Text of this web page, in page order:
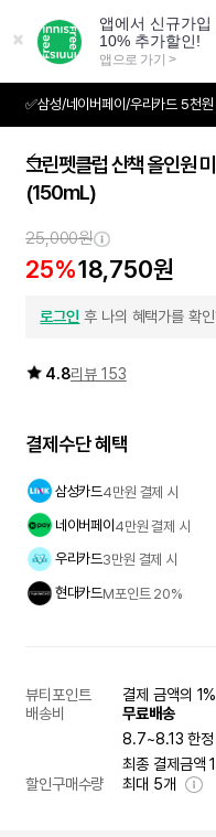
가
✅삼성/네이버페이/우리카드 5천
그린펫클럽 산책 올인원
(150mL)
25,000원
25%18,750원
로그인 후 나의 혜택가를 확
4.8리뷰 153
결제수단 혜택
삼성카드4만원 결제 시
네이버페이4만원 결제 시
우리카드3만원 결제 시
현대카드M포인트 20%
뷰티포인트
결제 금액의
배송비
무료배송
8.7~8.13 한정
최종 결제금액
할인구매수량
최대 5개